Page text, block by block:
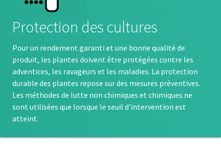
Protection des cultures
Pour un rendement garanti et une bonne qualité de
produit, les plantes doivent être protégées contre les
adventices, les ravageurs et les maladies. La protection
durable des plantes repose sur des mesures préventives.
Les méthodes de lutte non chimiques et chimiques ne
sont utilisées que lorsque le seuil d'intervention est
atteint.